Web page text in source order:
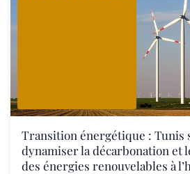
Transition énergétique : Tunis
dynamiser la décarbonation et
des énergies renouvelables à